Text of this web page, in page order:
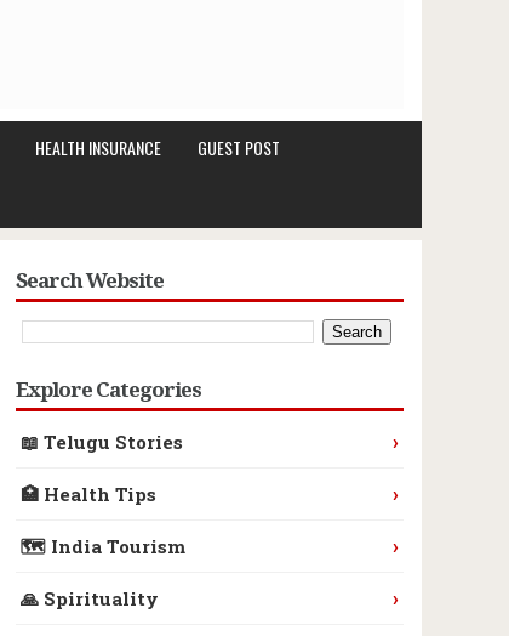
HEALTH INSURANCE GUEST POST
Search Website
Explore Categories
📖 Telugu Stories ›
🏥 Health Tips ›
🗺️ India Tourism ›
🙏 Spirituality ›